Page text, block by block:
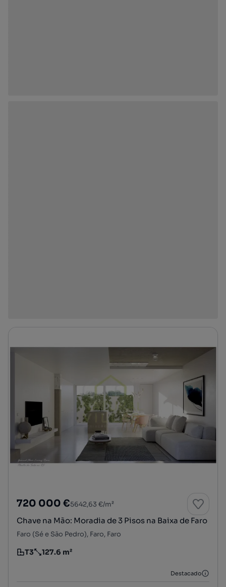
720 000 €5642,63 €/m²
Chave na Mão: Moradia de 3 Pisos na Baixa de Faro
Faro (Sé e São Pedro), Faro, Faro
Tipologia
T3
Preço por metro quadrado
127.6 m²
Destacado